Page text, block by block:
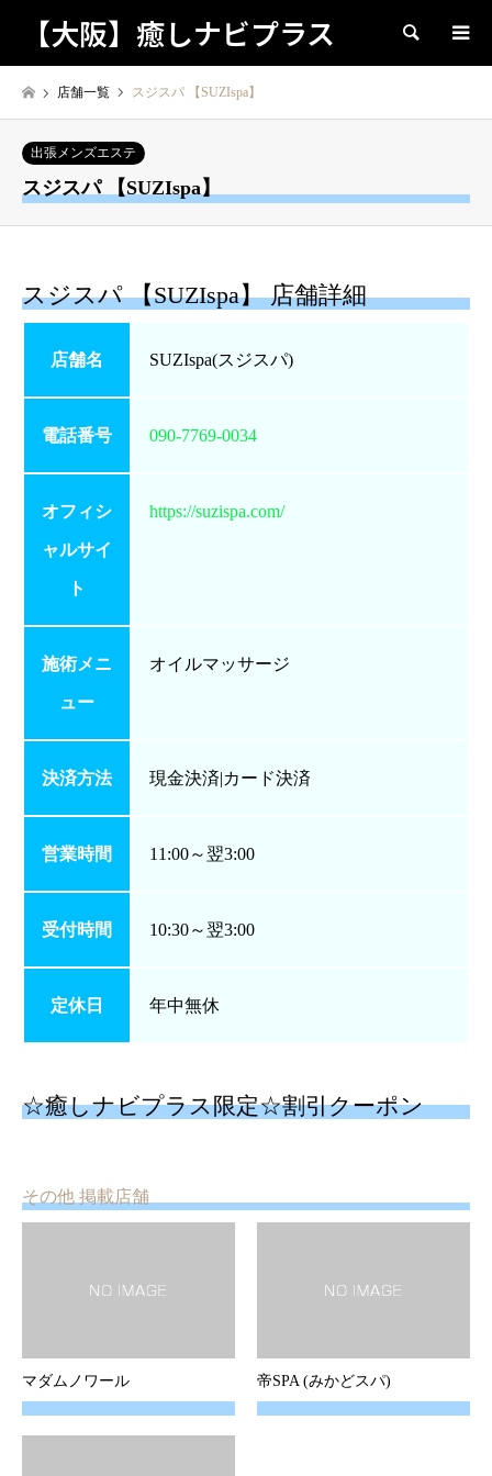
【大阪】癒しナビプラス 検索
店舗一覧 スジスパ 【SUZIspa】
出張メンズエステ
スジスパ 【SUZIspa】
スジスパ 【SUZIspa】 店舗詳細
店舗名 SUZIspa(スジスパ)
電話番号 090-7769-0034
オフィシ
ャルサイ
ト
https://suzispa.com/
施術メニ
ュー
オイルマッサージ
決済方法 現金決済|カード決済
営業時間 11:00～翌3:00
受付時間 10:30～翌3:00
定休日 年中無休
☆癒しナビプラス限定☆割引クーポン
その他 掲載店舗
マダムノワール 帝SPA (みかどスパ)